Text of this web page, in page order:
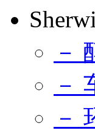
－
－
－